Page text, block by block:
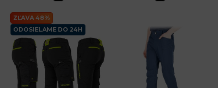
ZĽAVA 48%
ODOSIELAME DO 24H